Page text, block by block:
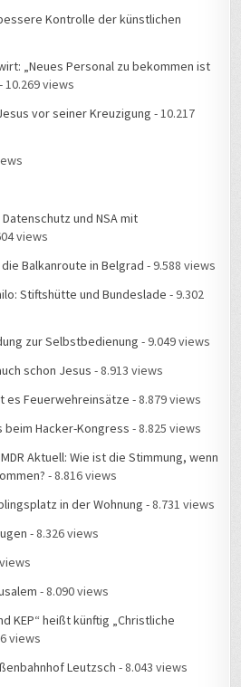
Kontrolle der künstlichen
„Neues Personal zu bekommen ist
- 10.269 views
vor seiner Kreuzigung - 10.217
und NSA mit
views
Balkanroute in Belgrad - 9.588 views
Stiftshütte und Bundeslade - 9.302
zur Selbstbedienung - 9.049 views
schon Jesus - 8.913 views
es Feuerwehreinsätze - 8.879 views
beim Hacker-Kongress - 8.825 views
Aktuell: Wie ist die Stimmung, wenn
- 8.816 views
in der Wohnung - 8.731 views
- 8.326 views
- 8.090 views
KEP“ heißt künftig „Christliche
views
Leutzsch - 8.043 views